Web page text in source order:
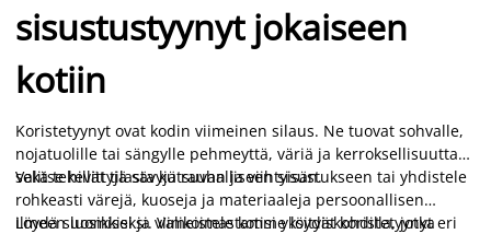
sisustustyynyt jokaiseen
kotiin
Koristetyynyt ovat kodin viimeinen silaus. Ne tuovat sohvalle,
nojatuolille tai sängylle pehmeyttä, väriä ja kerroksellisuutta
sekä tekevät tilasta kutsuvan ja viihtyisän.
Valitse hillittyjä sävyjä rauhalliseen sisustukseen tai yhdistele
rohkeasti värejä, kuoseja ja materiaaleja persoonallisen
ilmeen luomiseksi. Valikoimastamme löydät koristetyynyt eri
Löydä suosikkisi ja viimeistele kotisi yksityiskohdilla, jotka